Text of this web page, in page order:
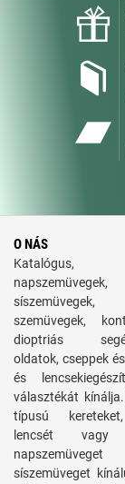
O NÁS
napszemüvegek,
szemüvegek,
dioptriás
oldatok, cseppek
és
választékát
típusú
lencsét vagy
síszemüveget